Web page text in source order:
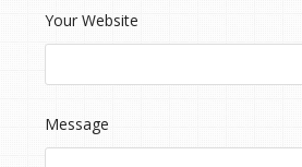
Your Website
Message